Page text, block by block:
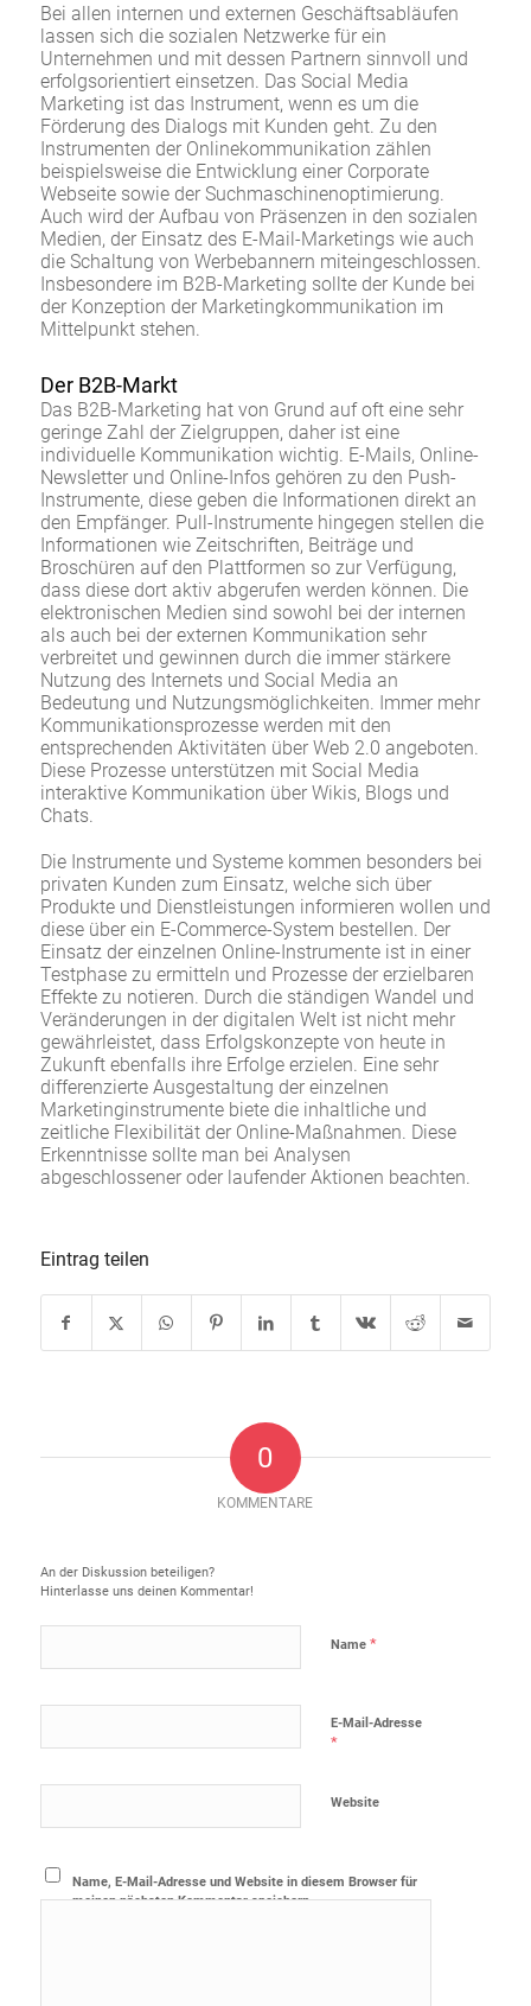
Bei allen internen und externen Geschäftsabläufen
lassen sich die sozialen Netzwerke für ein
Unternehmen und mit dessen Partnern sinnvoll und
erfolgsorientiert einsetzen. Das Social Media
Marketing ist das Instrument, wenn es um die
Förderung des Dialogs mit Kunden geht. Zu den
Instrumenten der Onlinekommunikation zählen
beispielsweise die Entwicklung einer Corporate
Webseite sowie der Suchmaschinenoptimierung.
Auch wird der Aufbau von Präsenzen in den sozialen
Medien, der Einsatz des E-Mail-Marketings wie auch
die Schaltung von Werbebannern miteingeschlossen.
Insbesondere im B2B-Marketing sollte der Kunde bei
der Konzeption der Marketingkommunikation im
Mittelpunkt stehen.
Der B2B-Markt
Das B2B-Marketing hat von Grund auf oft eine sehr
geringe Zahl der Zielgruppen, daher ist eine
individuelle Kommunikation wichtig. E-Mails, Online-
Newsletter und Online-Infos gehören zu den Push-
Instrumente, diese geben die Informationen direkt an
den Empfänger. Pull-Instrumente hingegen stellen die
Informationen wie Zeitschriften, Beiträge und
Broschüren auf den Plattformen so zur Verfügung,
dass diese dort aktiv abgerufen werden können. Die
elektronischen Medien sind sowohl bei der internen
als auch bei der externen Kommunikation sehr
verbreitet und gewinnen durch die immer stärkere
Nutzung des Internets und Social Media an
Bedeutung und Nutzungsmöglichkeiten. Immer mehr
Kommunikationsprozesse werden mit den
entsprechenden Aktivitäten über Web 2.0 angeboten.
Diese Prozesse unterstützen mit Social Media
interaktive Kommunikation über Wikis, Blogs und
Chats.
Die Instrumente und Systeme kommen besonders bei
privaten Kunden zum Einsatz, welche sich über
Produkte und Dienstleistungen informieren wollen und
diese über ein E-Commerce-System bestellen. Der
Einsatz der einzelnen Online-Instrumente ist in einer
Testphase zu ermitteln und Prozesse der erzielbaren
Effekte zu notieren. Durch die ständigen Wandel und
Veränderungen in der digitalen Welt ist nicht mehr
gewährleistet, dass Erfolgskonzepte von heute in
Zukunft ebenfalls ihre Erfolge erzielen. Eine sehr
differenzierte Ausgestaltung der einzelnen
Marketinginstrumente biete die inhaltliche und
zeitliche Flexibilität der Online-Maßnahmen. Diese
Erkenntnisse sollte man bei Analysen
abgeschlossener oder laufender Aktionen beachten.
Eintrag teilen
0
KOMMENTARE
An der Diskussion beteiligen?
Hinterlasse uns deinen Kommentar!
Name *
E-Mail-Adresse
*
Website
Name, E-Mail-Adresse und Website in diesem Browser für
meinen nächsten Kommentar speichern.